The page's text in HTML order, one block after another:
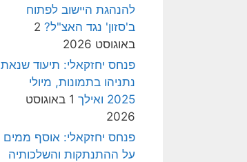
להנהגת היישוב לפתוח
ב'סזון' נגד האצ"ל? 2
באוגוסט 2026
פנחס יחזקאלי: תיעוד שנאת
נתניהו בתמונות, מיולי
2025 ואילך
1 באוגוסט
2026
פנחס יחזקאלי: אוסף ממים
על ההתנתקות והשלכותיה